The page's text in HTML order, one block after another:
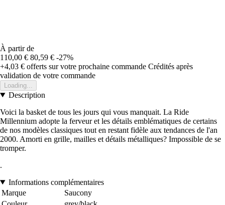
À partir de
110,00 € 80,59 € -27%
+4,03 € offerts sur votre prochaine commande Crédités après
validation de votre commande
Loading...
Description
Voici la basket de tous les jours qui vous manquait. La Ride
Millennium adopte la ferveur et les détails emblématiques de certains
de nos modèles classiques tout en restant fidèle aux tendances de l'an
2000. Amorti en grille, mailles et détails métalliques? Impossible de se
tromper.
.
Informations complémentaires
Marque
Saucony